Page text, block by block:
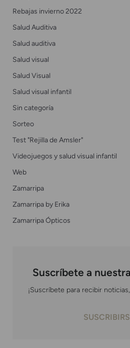
Rebajas invierno 2022
Salud Auditiva
Salud auditiva
Salud visual
Salud Visual
Salud visual infantil
Sin categoría
Sorteo
Test "Rejilla de Amsler"
Videojuegos y salud visual infantil
Web
Zamarripa
Zamarripa by Erika
Zamarripa Ópticos
Suscríbete a
¡Suscríbete para recibir